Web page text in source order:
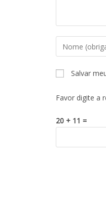
Salvar
Favor digite a
20 + 11 =